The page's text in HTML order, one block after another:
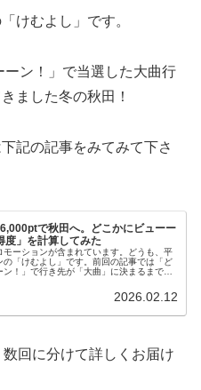
けむよし」です。
ン！」で当選した大曲行
ました冬の秋田！
記の記事をみてみて下さ
で秋田へ。どこかにビューー
度」を計算してみた
モーションが含まれています。どうも、平
の「けむよし」です。前回の記事では「ど
ン！」で行き先が「大曲」に決まるまでの
2026.02.12
回に分けて詳しくお届け